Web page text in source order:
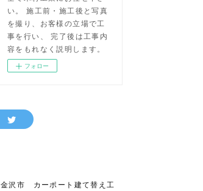
い。 施工前・施工後と写真
を撮り、お客様の立場で工
事を行い、 完了後は工事内
容をもれなく説明します。
フォロー
金沢市 カーポート建て替え工